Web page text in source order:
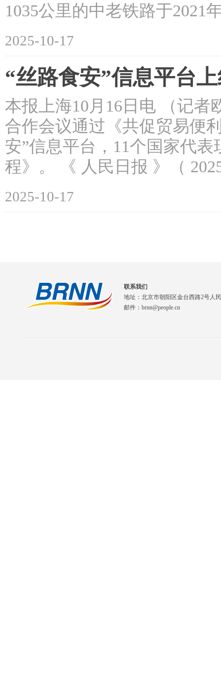
1035公里的中老铁路于
2025-10-17
“丝路食安”信息平台
本报上海10月16日电 （记者
合作会议通过《共促贸易便
安”信息平台，11个国家代
程》。 《 人民日报 》（
2025-10-17
联系我们
地址：北京市朝阳区金台西路2号人
邮件：brnn@people.cn